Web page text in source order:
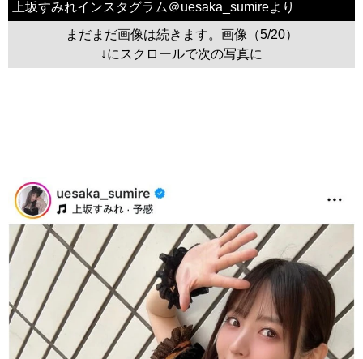
上坂すみれインスタグラム＠uesaka_sumireより
まだまだ画像は続きます。画像（5/20）
↓にスクロールで次の写真に